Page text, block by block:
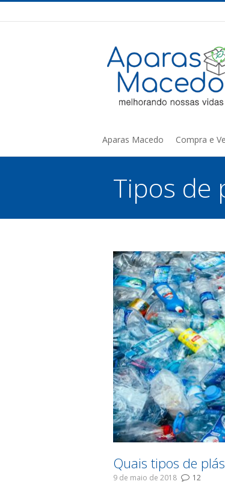
Aparas Macedo Compra e
Tipos de
Quais tipos de
9 de maio de 2018 12